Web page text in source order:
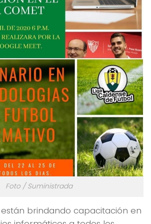
Foto / Suministrada
brindando capacitación en